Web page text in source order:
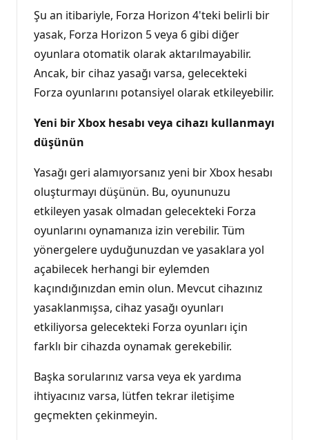
Şu an itibariyle, Forza Horizon 4'teki belirli bir
yasak, Forza Horizon 5 veya 6 gibi diğer
oyunlara otomatik olarak aktarılmayabilir.
Ancak, bir cihaz yasağı varsa, gelecekteki
Forza oyunlarını potansiyel olarak etkileyebilir.
Yeni bir Xbox hesabı veya cihazı kullanmayı
düşünün
Yasağı geri alamıyorsanız yeni bir Xbox hesabı
oluşturmayı düşünün. Bu, oyununuzu
etkileyen yasak olmadan gelecekteki Forza
oyunlarını oynamanıza izin verebilir. Tüm
yönergelere uyduğunuzdan ve yasaklara yol
açabilecek herhangi bir eylemden
kaçındığınızdan emin olun. Mevcut cihazınız
yasaklanmışsa, cihaz yasağı oyunları
etkiliyorsa gelecekteki Forza oyunları için
farklı bir cihazda oynamak gerekebilir.
Başka sorularınız varsa veya ek yardıma
ihtiyacınız varsa, lütfen tekrar iletişime
geçmekten çekinmeyin.